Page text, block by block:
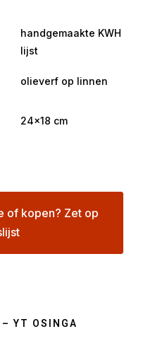
handgemaakte KWH
lijst
olieverf op linnen
24×18 cm
of kopen? Zet op
YT OSINGA